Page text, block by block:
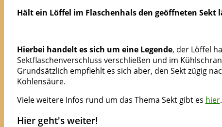
Hält ein Löffel im Flaschenhals den geöffneten Sekt
Hierbei handelt es sich um eine Legende, der Löffel
Sektflaschenverschluss verschließen und im
Grundsätzlich empfiehlt es sich aber, den Sekt zügig
Kohlensäure.
Viele weitere Infos rund um das Thema Sekt gibt es hier.
Hier geht's weiter!